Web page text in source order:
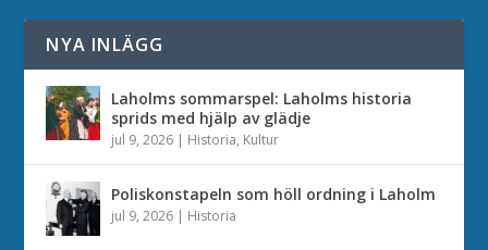
NYA INLÄGG
Laholms sommarspel: Laholms historia
sprids med hjälp av glädje
jul 9, 2026 | Historia, Kultur
Poliskonstapeln som höll ordning i Laholm
jul 9, 2026 | Historia